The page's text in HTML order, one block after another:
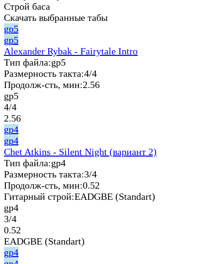
Строй баса
Скачать выбранные табы
gp5
gp5
Alexander Rybak - Fairytale Intro
Тип файла:gp5
Размерность такта:4/4
Продолж-сть, мин:2.56
gp5
4/4
2.56
gp4
gp4
Chet Atkins - Silent Night (вариант 2)
Тип файла:gp4
Размерность такта:3/4
Продолж-сть, мин:0.52
Гитарный строй:EADGBE (Standart)
gp4
3/4
0.52
EADGBE (Standart)
gp4